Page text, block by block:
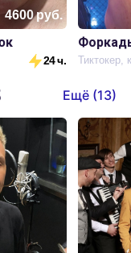
4600руб.
24 ч.
Ещё (13)